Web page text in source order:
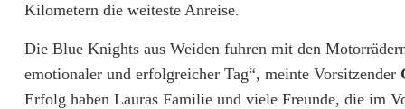
i
g
h
Kilometern die weiteste Anreise.
Die Blue Knights aus Weiden fuhren mit den
emotionaler und erfolgreicher Tag“, meinte Vorsitzender
Erfolg haben Lauras Familie und viele Freunde, die im